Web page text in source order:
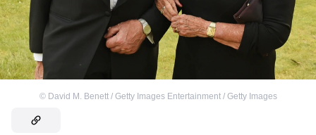
© David M. Benett / Getty Images Entertainment / Getty Images